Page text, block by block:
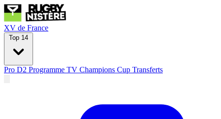
XV de France
Top 14
Pro D2 Programme TV Champions Cup Transferts